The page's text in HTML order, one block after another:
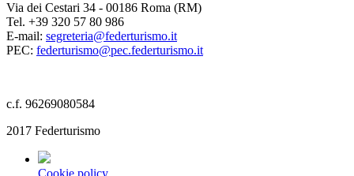
Via dei Cestari 34 - 00186 Roma (RM)
Tel. +39 320 57 80 986
E-mail: segreteria@federturismo.it
PEC: federturismo@pec.federturismo.it
c.f. 96269080584
2017 Federturismo